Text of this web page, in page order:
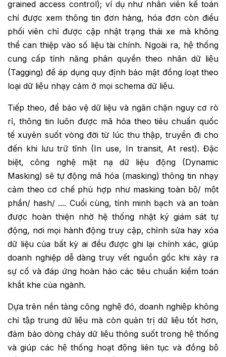
grained access control); ví dụ như nhân viên kế toán
chỉ được xem thông tin đơn hàng, hóa đơn còn điều
phối viên chỉ được cập nhật trạng thái xe mà không
thể can thiệp vào số liệu tài chính. Ngoài ra, hệ thống
cung cấp tính năng phân quyền theo nhãn dữ liệu
(Tagging) để áp dụng quy định bảo mật đồng loạt theo
loại dữ liệu nhạy cảm ở mọi schema dữ liệu.
Tiếp theo, để bảo vệ dữ liệu và ngăn chặn nguy cơ rò
rỉ, thông tin luôn được mã hóa theo tiêu chuẩn quốc
tế xuyên suốt vòng đời từ lúc thu thập, truyền đi cho
đến khi lưu trữ tĩnh (In use, In transit, At rest). Đặc
biệt, công nghệ mặt nạ dữ liệu động (Dynamic
Masking) sẽ tự động mã hóa (masking) thông tin nhạy
cảm theo cơ chế phù hợp như masking toàn bộ/ một
phần/ hash/ .... Cuối cùng, tính minh bạch và an toàn
được hoàn thiện nhờ hệ thống nhật ký giám sát tự
động, nơi mọi hành động truy cập, chỉnh sửa hay xóa
dữ liệu của bất kỳ ai đều được ghi lại chính xác, giúp
doanh nghiệp dễ dàng truy vết nguồn gốc khi xảy ra
sự cố và đáp ứng hoàn hảo các tiêu chuẩn kiểm toán
khắt khe của ngành.
Dựa trên nền tảng công nghệ đó, doanh nghiệp không
chỉ tập trung dữ liệu mà còn quản trị dữ liệu tốt hơn,
đảm bảo dòng chảy dữ liệu thông suốt trong hệ thống
và giúp các hệ thống hoạt động liên tục và đồng bộ